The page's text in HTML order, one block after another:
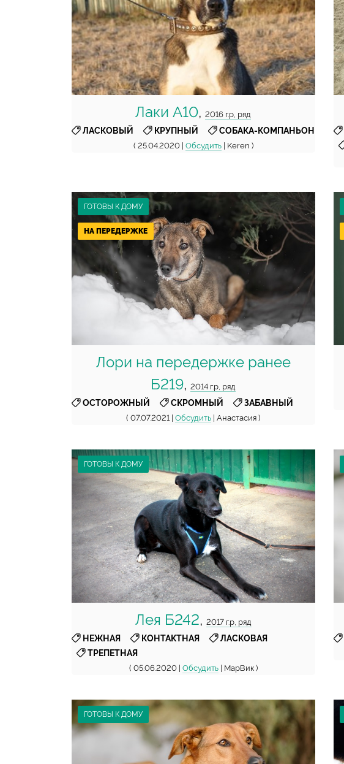
Лаки А10,2016 г.р, ряд
ЛАСКОВЫЙ
КРУПНЫЙ
СОБАКА-КОМПАНЬОН
( 25.04.2020 | Обсудить| Keren )
ГОТОВЫ К ДОМУ
Лори на передержке ранее
Б219,2014 г.р, ряд
ОСТОРОЖНЫЙ
СКРОМНЫЙ
ЗАБАВНЫЙ
( 07.07.2021 |Обсудить | Анастасия )
НА ПЕРЕДЕРЖКЕ
ГОТОВЫ К ДОМУ
Лея Б242, 2017 г.р, ряд
НЕЖНАЯ
КОНТАКТНАЯ ЛАСКОВАЯ
ТРЕПЕТНАЯ
( 05.06.2020 | Обсудить| МарВик )
ГОТОВЫ К ДОМУ